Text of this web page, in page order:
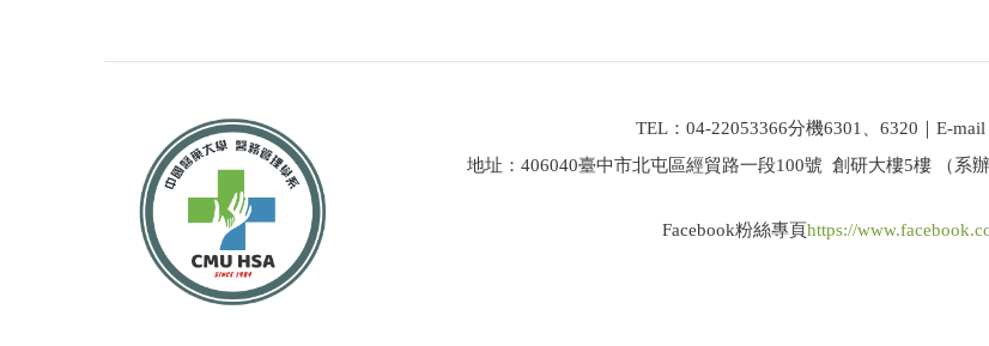
TEL：04-22053366分機6301、6320｜E-mail
地址：406040臺中市北屯區經貿路一段100號 創研大樓5樓 （系
Facebook粉絲專頁https://